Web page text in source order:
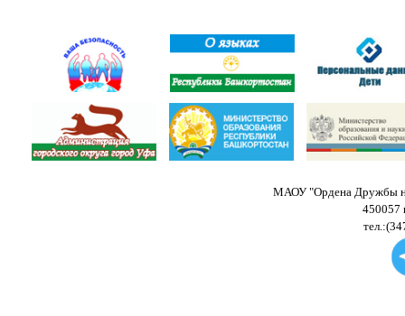
МАОУ "Ордена Дружбы
450057